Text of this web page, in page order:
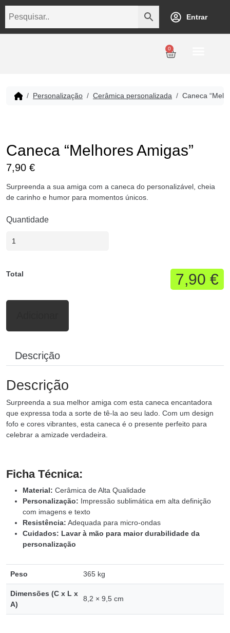
Entrar
0
Personalização Cerâmica personalizada Caneca
Caneca “Melhores Amigas”
7,90 €
Surpreenda a sua amiga com a caneca do personalizável, cheia
de carinho e humor para momentos únicos.
Quantidade
Total 7,90 €
Descrição
Descrição
Surpreenda a sua melhor amiga com esta caneca encantadora
que expressa toda a sorte de tê-la ao seu lado. Com um design
fofo e cores vibrantes, esta caneca é o presente perfeito para
celebrar a amizade verdadeira.
Ficha Técnica:
Material: Cerâmica de Alta Qualidade
Personalização: Impressão sublimática em alta definição
com imagens e texto
Resistência: Adequada para micro-ondas
Cuidados: Lavar à mão para maior durabilidade da
personalização
Peso 365 kg
Dimensões (C x L x
A)
8,2 × 9,5 cm